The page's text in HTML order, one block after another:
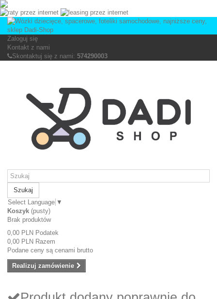
Zaloguj się
Kontakt z nami
Skontaktuj się z nami: 574290003
Szukaj
Select Language ▼
Koszyk (pusty)
Brak produktów
0,00 PLN Podatek
0,00 PLN Razem
Podane ceny są cenami brutto
Realizuj zamówienie